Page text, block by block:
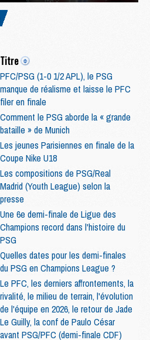
Titre
PFC/PSG (1-0 1/2 APL), le PSG
manque de réalisme et laisse le PFC
filer en finale
Comment le PSG aborde la « grande
bataille » de Munich
Les jeunes Parisiennes en finale de la
Coupe Nike U18
Les compositions de PSG/Real
Madrid (Youth League) selon la
presse
Une 6e demi-finale de Ligue des
Champions record dans l'histoire du
PSG
Quelles dates pour les demi-finales
du PSG en Champions League ?
Le PFC, les derniers affrontements, la
rivalité, le milieu de terrain, l'évolution
de l'équipe en 2026, le retour de Jade
Le Guilly, la conf de Paulo César
avant PSG/PFC (demi-finale CDF)